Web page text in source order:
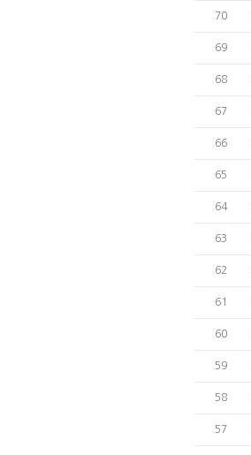
70
69
68
67
66
65
64
63
62
61
60
59
58
57